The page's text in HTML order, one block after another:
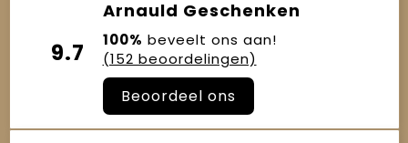
9.7
Arnauld Geschenken
100% beveelt ons aan!
(152 beoordelingen)
Beoordeel ons